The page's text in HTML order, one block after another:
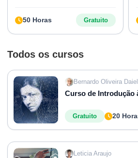
50 Horas Gratuito
Todos os cursos
Bernardo Oliveira
Curso de Introdução
20
Gratuito
Leticia Araujo